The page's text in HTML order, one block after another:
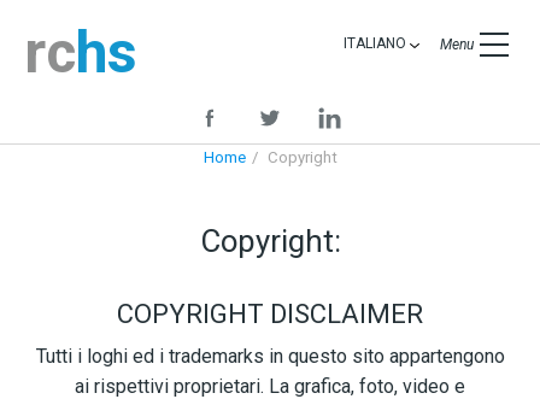
rchs ITALIANO Menu
Home Copyright
Copyright:
COPYRIGHT DISCLAIMER
Tutti i loghi ed i trademarks in questo sito appartengono
ai rispettivi proprietari. La grafica, foto, video e